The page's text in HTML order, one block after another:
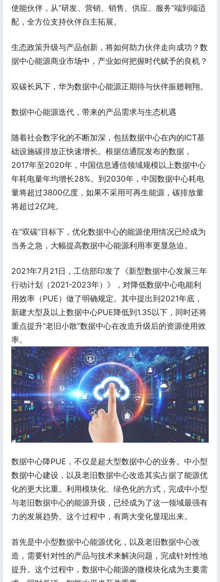
使能伙伴，从“研发、营销、销售、供应、服务”端到端适
配，全方位支持伙伴自主拓展。
生态政策升级与产品创新，将如何助力伙伴走向成功？数
据中心能源商业市场中，产业如何把握时代赋予的良机？
双碳长风下，华为数据中心能源正期待与伙伴振翅翱翔。
数据中心能源迭代，带来的产品需求与生态机遇
随着社会数字化的不断加深，包括数据中心在内的ICT基
础设施碳排放正快速增长。根据信通院发布的数据，
2017年至2020年，中国信息通信领域规模以上数据中心
年耗电量年均增长28%。到2030年，中国数据中心耗电
量将超过3800亿度，如果不采用可再生能源，碳排放量
将超过2亿吨。
在“双碳”目标下，优化数据中心的能源使用情况已经成为
当务之急，大幅提高数据中心能源利用率更显急迫。
2021年7月21日，工信部印发了《新型数据中心发展三年
行动计划（2021-2023年）》，对降低数据中心电能利
用效率（PUE）做了明确规定。其中提出到2021年底，
新建大型及以上数据中心PUE降低到1.35以下，同时还将
重点提升“老旧小散”数据中心在改造升级后的资源使用效
率。
数据中心降PUE，不仅是超大型数据中心的业务。中小型
数据中心建设，以及老旧数据中心改造其实占据了能源优
化的更大比重。利用模块化、绿色化的方式，完成中小型
与老旧数据中心的能源升级，已经成为了这一领域最强有
力的发展趋势。这个过程中，有两大变化显现出来。
首先是中小型数据中心能源优化，以及老旧数据中心改
造，需要针对性的产品与技术来解决问题，完成针对性地
提升。这个过程中，数据中心能源的微模块化成为主要需